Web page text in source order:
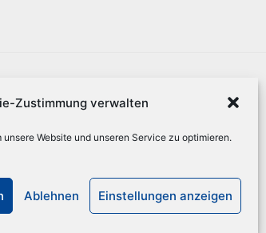
Zustimmung verwalten
Website und unseren Service zu optimieren.
Ablehnen Einstellungen anzeigen